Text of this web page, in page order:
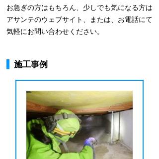
お急ぎの方はもちろん、少しでも気になる方は
アサンテのウェブサイト、または、お電話にて
気軽にお問い合わせください。
施工事例